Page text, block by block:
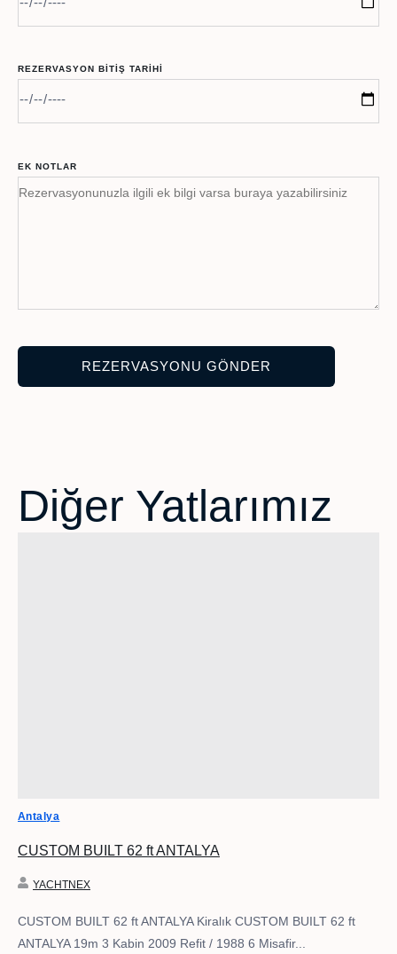
REZERVASYON BITIŞ TARIHI
EK NOTLAR
Diğer Yatlarımız
Antalya
CUSTOM BUILT 62 ft ANTALYA
YACHTNEX
CUSTOM BUILT 62 ft ANTALYA Kiralık CUSTOM BUILT 62 ft
ANTALYA 19m 3 Kabin 2009 Refit / 1988 6 Misafir...